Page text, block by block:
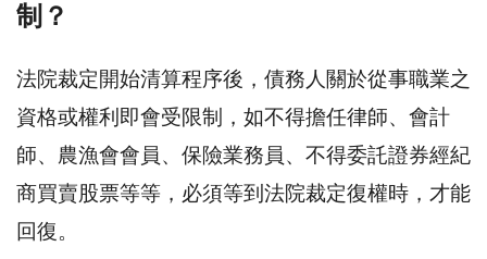
制？
法院裁定開始清算程序後，債務人關於從事職業之
資格或權利即會受限制，如不得擔任律師、會計
師、農漁會會員、保險業務員、不得委託證券經紀
商買賣股票等等，必須等到法院裁定復權時，才能
回復。